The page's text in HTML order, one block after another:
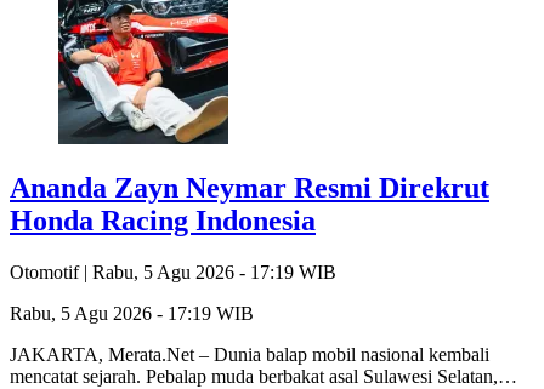
Ananda Zayn Neymar Resmi Direkrut
Honda Racing Indonesia
Otomotif | Rabu, 5 Agu 2026 - 17:19 WIB
Rabu, 5 Agu 2026 - 17:19 WIB
JAKARTA, Merata.Net – Dunia balap mobil nasional kembali
mencatat sejarah. Pebalap muda berbakat asal Sulawesi Selatan,…